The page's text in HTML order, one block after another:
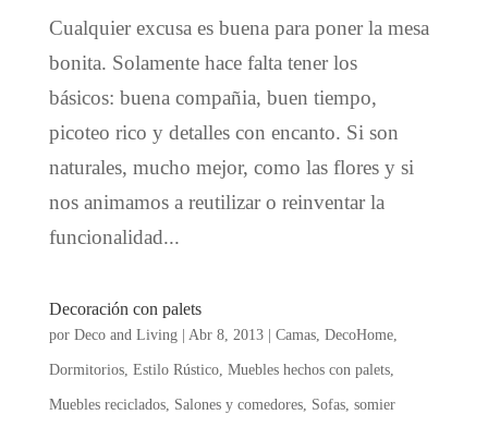
Cualquier excusa es buena para poner la mesa
bonita. Solamente hace falta tener los
básicos: buena compañia, buen tiempo,
picoteo rico y detalles con encanto. Si son
naturales, mucho mejor, como las flores y si
nos animamos a reutilizar o reinventar la
funcionalidad...
Decoración con palets
por Deco and Living| Abr 8, 2013| Camas, DecoHome,
Dormitorios, Estilo Rústico, Muebles hechos con palets,
Muebles reciclados, Salones y comedores, Sofas, somier